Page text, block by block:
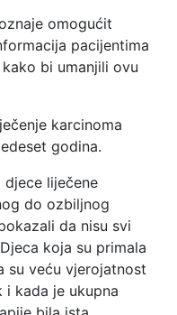
omogućit
pacijentima
bi umanjili ovu
karcinoma
godina.
djece liječene
do ozbiljnog
da nisu svi
koja su primala
su veću vjerojatnost
i kada je ukupna